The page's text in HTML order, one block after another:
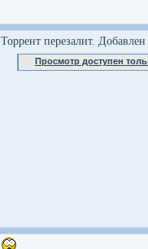
Торрент перезалит. Добавлен
Просмотр доступен